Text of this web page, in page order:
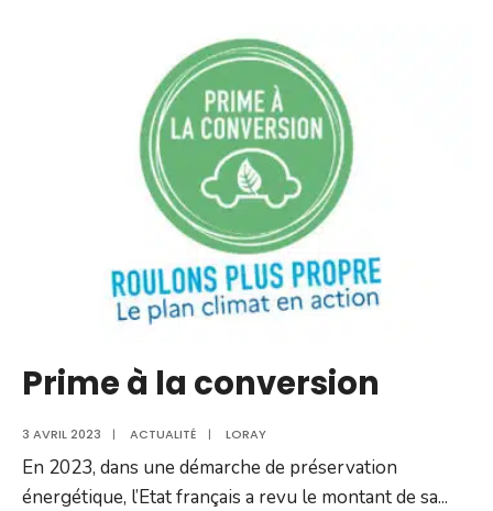
Questionnaire
Prime à la conversion
3 AVRIL 2023 | ACTUALITÉ | LORAY
En 2023, dans une démarche de préservation
énergétique, l’Etat français a revu le montant de sa...